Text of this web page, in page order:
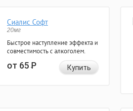
Сиалис Софт
20мг
Быстрое наступление эффекта и
совместимость с алкоголем.
от 65Р Купить